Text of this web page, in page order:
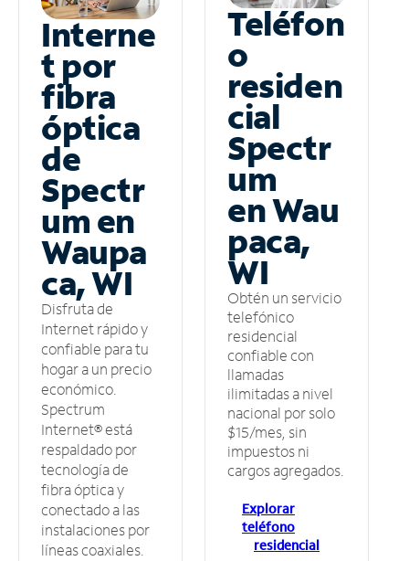
Interne
t por
fibra
óptica
de
Spectr
um en
Waupa
ca, WI
Disfruta de
Internet rápido y
confiable para tu
hogar a un precio
económico.
Spectrum
Internet® está
respaldado por
tecnología de
fibra óptica y
conectado a las
instalaciones por
líneas coaxiales.
Teléfon
o
residen
cial
Spectr
um
en Wau
paca,
WI
Obtén un servicio
telefónico
residencial
confiable con
llamadas
ilimitadas a nivel
nacional por solo
$15/mes, sin
impuestos ni
cargos agregados.
Explorar
teléfono
residencial